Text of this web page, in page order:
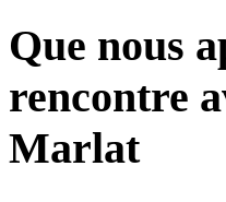
Que nous
rencontre
Marlat